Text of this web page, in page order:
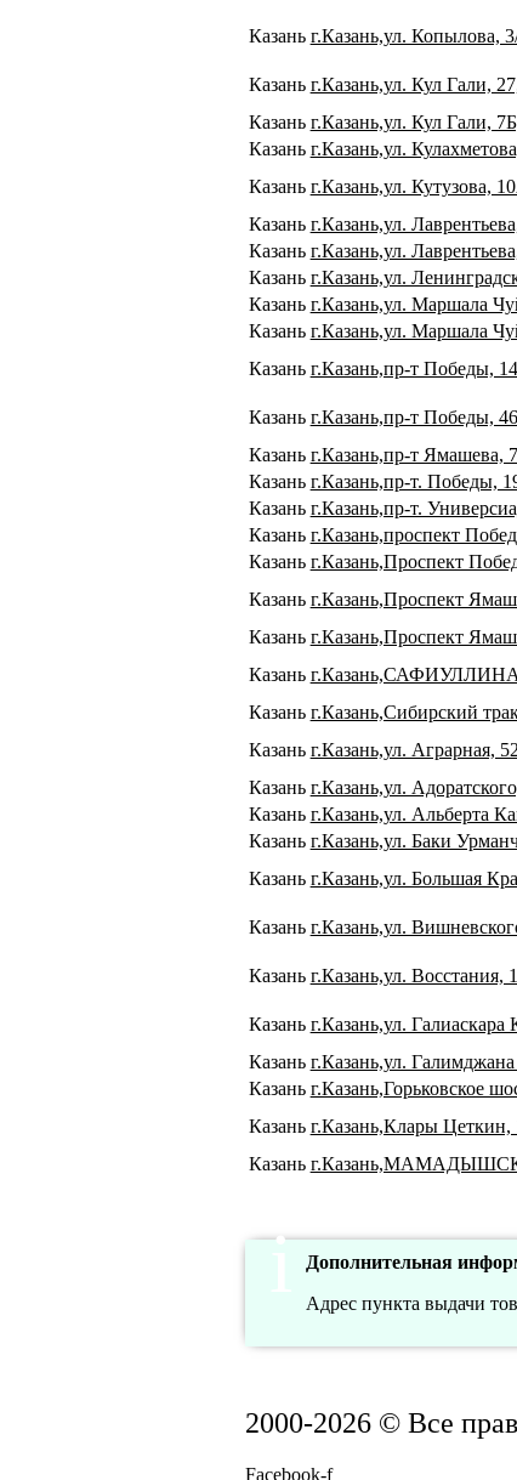
Казань г.Казань,ул. Копылова,
Казань г.Казань,ул. Кул Гали,
Казань г.Казань,ул. Кул Гали,
Казань г.Казань,ул.
Казань г.Казань,ул. Кутузова,
Казань г.Казань,ул.
Казань г.Казань,ул.
Казань г.Казань,ул.
Казань г.Казань,ул. Маршала
Казань г.Казань,ул. Маршала
Казань г.Казань,пр-т Победы,
Казань г.Казань,пр-т Победы,
Казань г.Казань,пр-т Ямашева,
Казань г.Казань,пр-т. Победы,
Казань г.Казань,пр-т.
Казань г.Казань,проспект
Казань г.Казань,Проспект
Казань г.Казань,Проспект
Казань г.Казань,Проспект
Казань
Казань г.Казань,Сибирский
Казань г.Казань,ул. Аграрная, 52
Казань г.Казань,ул.
Казань г.Казань,ул. Альберта
Казань г.Казань,ул. Баки
Казань г.Казань,ул. Большая
Казань г.Казань,ул.
Казань г.Казань,ул. Восстания,
Казань г.Казань,ул. Галиаскара
Казань г.Казань,ул.
Казань г.Казань,Горьковское
Казань г.Казань,Клары Цеткин,
Казань
Дополнительная
Адрес пункта выдачи
2000-2026 © Все
Facebook-f